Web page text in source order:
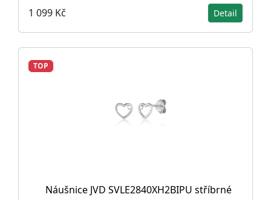
1 099 Kč Detail
TOP
Náušnice JVD SVLE2840XH2BIPU stříbrné